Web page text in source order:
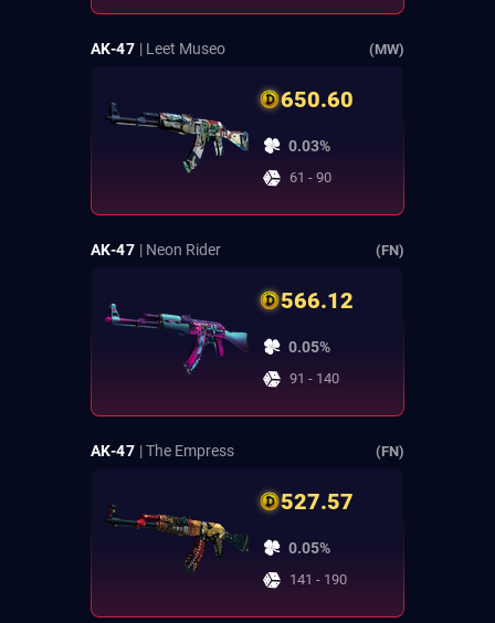
AK-47 | Leet Museo (MW)
650.60
0.03%
61 - 90
AK-47 | Neon Rider (FN)
566.12
0.05%
91 - 140
AK-47 | The Empress (FN)
527.57
0.05%
141 - 190